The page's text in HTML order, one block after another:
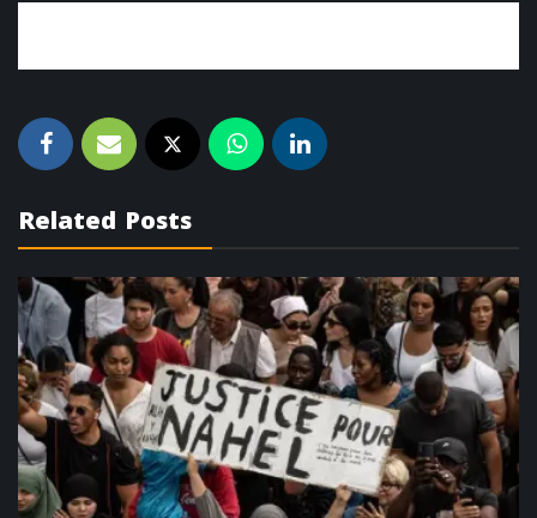
Related Posts